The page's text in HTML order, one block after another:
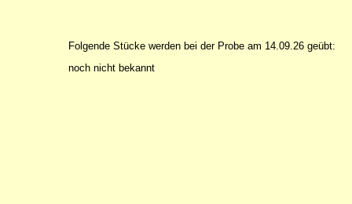
Folgende Stücke werden bei der Probe am 14.09.26 geübt:
noch nicht bekannt